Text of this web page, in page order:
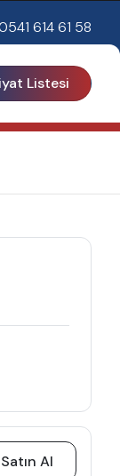
614 61 58
Listesi
Al